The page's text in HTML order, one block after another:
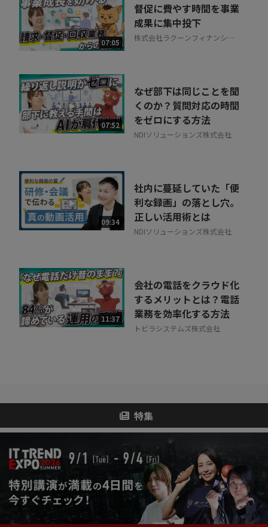
07:05
督促に費やす時間を事業
成果に集中投下
株式会社ラクーンフィナンシャ
07:52
なぜ部下は同じことを聞
くのか？質問対応の時間
をゼロにする方法
NDIソリューションズ株式会社
09:34
社内に蔓延していた「便
利な録画」の落とし穴。
正しい活用術とは
NDIソリューションズ株式会社
11:37
会社の電話をクラウド化
するメリットとは？電話
業務を効率化する方法
トビラシステムズ株式会社
特集